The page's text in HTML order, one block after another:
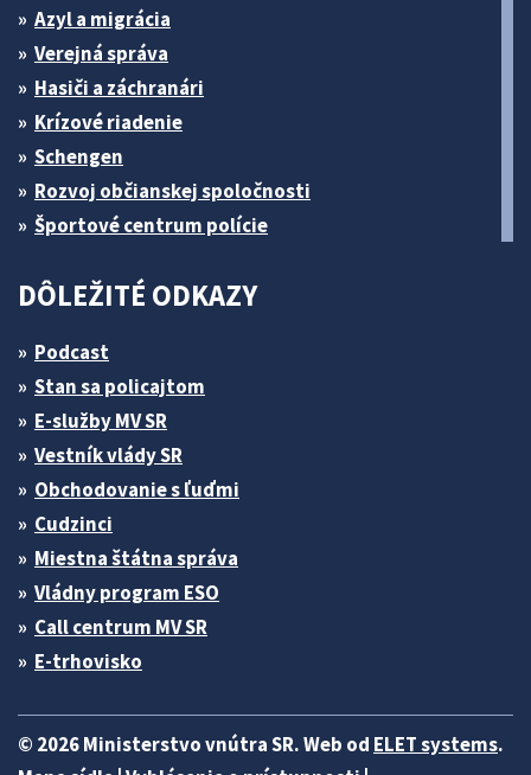
Azyl a migrácia
Verejná správa
Hasiči a záchranári
Krízové riadenie
Schengen
Rozvoj občianskej spoločnosti
Športové centrum polície
DÔLEŽITÉ ODKAZY
Podcast
Stan sa policajtom
E-služby MV SR
Vestník vlády SR
Obchodovanie s ľuďmi
Cudzinci
Miestna štátna správa
Vládny program ESO
Call centrum MV SR
E-trhovisko
© 2026 Ministerstvo vnútra SR. Web od ELET systems.